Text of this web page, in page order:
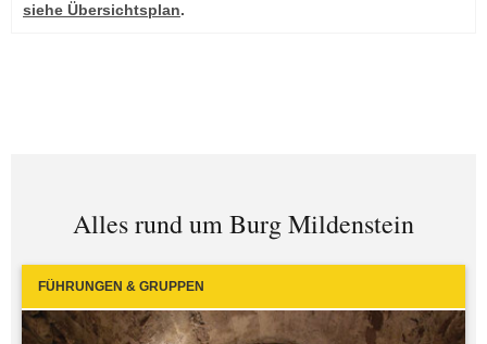
siehe Übersichtsplan.
Alles rund um Burg Mildenstein
FÜHRUNGEN & GRUPPEN